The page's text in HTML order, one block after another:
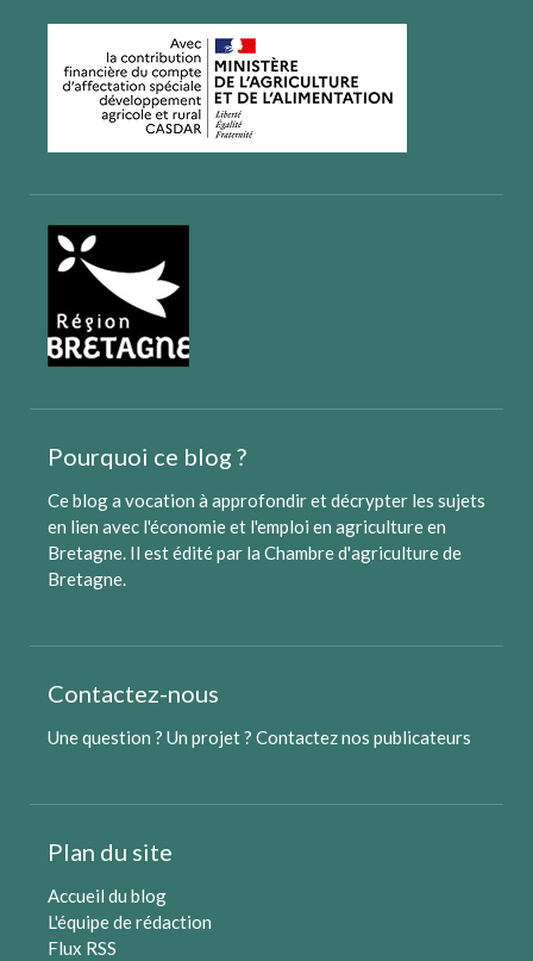
Pourquoi ce blog ?
Ce blog a vocation à approfondir et décrypter les sujets
en lien avec l'économie et l'emploi en agriculture en
Bretagne. Il est édité par la Chambre d'agriculture de
Bretagne.
Contactez-nous
Une question ? Un projet ? Contactez nos publicateurs
Plan du site
Accueil du blog
L'équipe de rédaction
Flux RSS